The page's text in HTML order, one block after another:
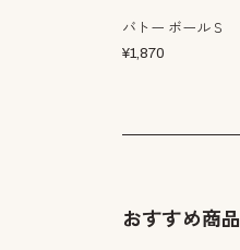
バトー ボールＳ
¥1,870
おすすめ商品